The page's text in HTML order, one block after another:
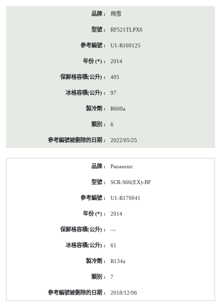
飛雪
RF521TLPX6
U1-R160125
2014
405
97
R600a
6
2022/05/25
Panasonic
SCR-S66(EX)-BF
U1-R170041
2014
—
61
R134a
7
2018/12/06